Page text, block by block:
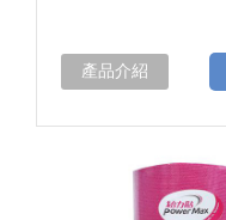
產品介紹